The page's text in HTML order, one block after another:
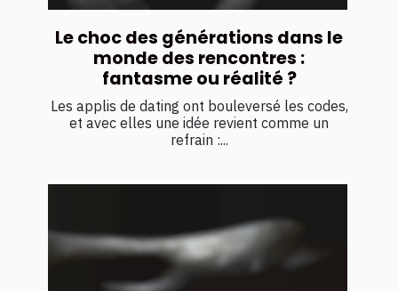
Le choc des générations dans le
monde des rencontres :
fantasme ou réalité ?
Les applis de dating ont bouleversé les codes,
et avec elles une idée revient comme un
refrain :...